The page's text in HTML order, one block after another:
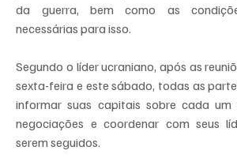
da guerra, bem como as
necessárias para isso.
Segundo o líder ucraniano, após as
sexta-feira e este sábado, todas as
informar suas capitais sobre cada
negociações e coordenar com seus
serem seguidos.